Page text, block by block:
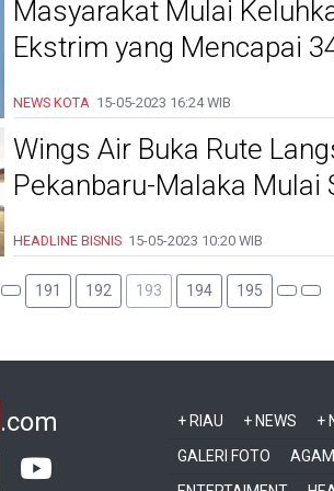
Masyarakat Mulai
Ekstrim yang Mencapai
NEWS KOTA 15-05-2023 16:24 WIB
Wings Air Buka Rute
Pekanbaru-Malaka Mulai
HEADLINE BISNIS 15-05-2023 10:20 WIB
191 192 193 194 195
.com + RIAU + NEWS +
GALERI FOTO